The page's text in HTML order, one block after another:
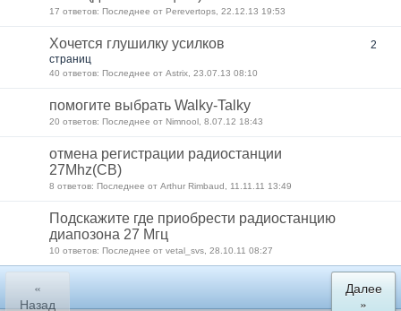
17 ответов: Последнее от Perevertops, 22.12.13 19:53
Хочется глушилку усилков
2
страниц
40 ответов: Последнее от Astriх, 23.07.13 08:10
помогите выбрать Walky-Talky
20 ответов: Последнее от Nimnool, 8.07.12 18:43
отмена регистрации радиостанции
27Mhz(CB)
8 ответов: Последнее от Arthur Rimbaud, 11.11.11 13:49
Подскажите где приобрести радиостанцию
диапозона 27 Мгц
10 ответов: Последнее от vetal_svs, 28.10.11 08:27
«
Назад
Далее
»